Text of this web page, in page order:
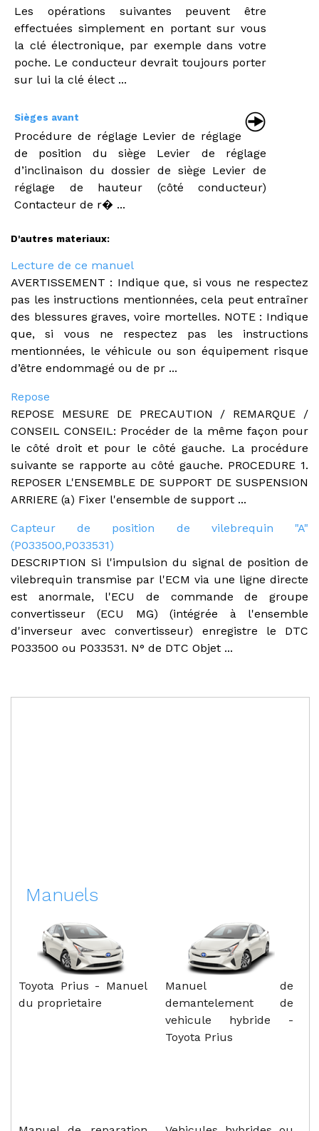
Les opérations suivantes peuvent être
effectuées simplement en portant sur vous
la clé électronique, par exemple dans votre
poche. Le conducteur devrait toujours porter
sur lui la clé élect ...
Sièges avant
Procédure de réglage Levier de réglage
de position du siège Levier de réglage
d’inclinaison du dossier de siège Levier de
réglage de hauteur (côté conducteur)
Contacteur de r� ...
D'autres materiaux:
Lecture de ce manuel
AVERTISSEMENT : Indique que, si vous ne respectez
pas les instructions mentionnées, cela peut entraîner
des blessures graves, voire mortelles. NOTE : Indique
que, si vous ne respectez pas les instructions
mentionnées, le véhicule ou son équipement risque
d’être endommagé ou de pr ...
Repose
REPOSE MESURE DE PRECAUTION / REMARQUE /
CONSEIL CONSEIL: Procéder de la même façon pour
le côté droit et pour le côté gauche. La procédure
suivante se rapporte au côté gauche. PROCEDURE 1.
REPOSER L'ENSEMBLE DE SUPPORT DE SUSPENSION
ARRIERE (a) Fixer l'ensemble de support ...
Capteur de position de vilebrequin "A"
(P033500,P033531)
DESCRIPTION Si l'impulsion du signal de position de
vilebrequin transmise par l'ECM via une ligne directe
est anormale, l'ECU de commande de groupe
convertisseur (ECU MG) (intégrée à l'ensemble
d'inverseur avec convertisseur) enregistre le DTC
P033500 ou P033531. N° de DTC Objet ...
Manuels
Toyota Prius - Manuel
du proprietaire
Manuel de
demantelement de
vehicule hybride -
Toyota Prius